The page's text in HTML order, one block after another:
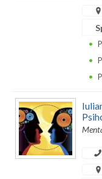
Dambovita
Dolj
Galati